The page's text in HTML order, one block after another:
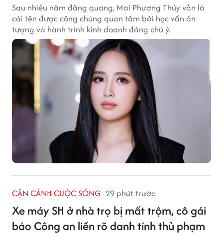
Sau nhiều năm đăng quang, Mai Phương Thúy vẫn là
cái tên được công chúng quan tâm bởi học vấn ấn
tượng và hành trình kinh doanh đáng chú ý.
CẬN CẢNH CUỘC SỐNG 29 phút trước
Xe máy SH ở nhà trọ bị mất trộm, cô gái
báo Công an liền rõ danh tính thủ phạm